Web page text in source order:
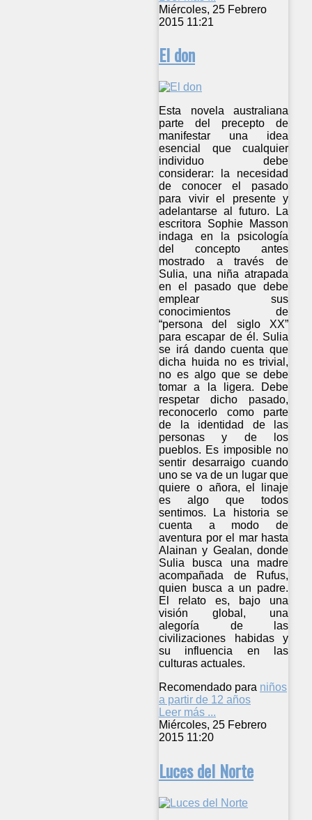
Miércoles, 25 Febrero
2015 11:21
El don
Esta novela australiana
parte del precepto de
manifestar una idea
esencial que cualquier
individuo debe
considerar: la necesidad
de conocer el pasado
para vivir el presente y
adelantarse al futuro. La
escritora Sophie Masson
indaga en la psicología
del concepto antes
mostrado a través de
Sulia, una niña atrapada
en el pasado que debe
emplear sus
conocimientos de
“persona del siglo XX”
para escapar de él. Sulia
se irá dando cuenta que
dicha huida no es trivial,
no es algo que se debe
tomar a la ligera. Debe
respetar dicho pasado,
reconocerlo como parte
de la identidad de las
personas y de los
pueblos. Es imposible no
sentir desarraigo cuando
uno se va de un lugar que
quiere o añora, el linaje
es algo que todos
sentimos. La historia se
cuenta a modo de
aventura por el mar hasta
Alainan y Gealan, donde
Sulia busca una madre
acompañada de Rufus,
quien busca a un padre.
El relato es, bajo una
visión global, una
alegoría de las
civilizaciones habidas y
su influencia en las
culturas actuales.
Recomendado para niños
a partir de 12 años
Leer más ...
Miércoles, 25 Febrero
2015 11:20
Luces del Norte